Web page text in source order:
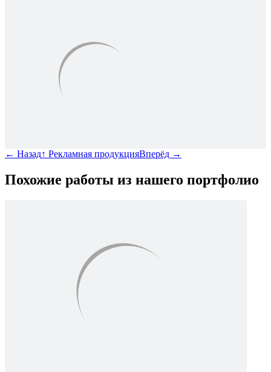
← Назад↑ Рекламная продукцияВперёд →
Похожие работы из нашего портфолио